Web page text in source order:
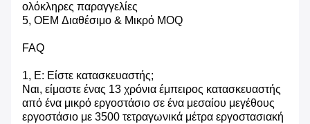
ολόκληρες παραγγελίες
5, OEM Διαθέσιμο & Μικρό MOQ
FAQ
1, Ε: Είστε κατασκευαστής;
Ναι, είμαστε ένας 13 χρόνια έμπειρος κατασκευαστής
από ένα μικρό εργοστάσιο σε ένα μεσαίου μεγέθους
εργοστάσιο με 3500 τετραγωνικά μέτρα εργοστασιακή